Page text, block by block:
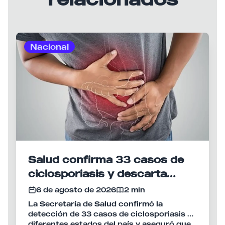
Nacional
Salud confirma 33 casos de
ciclosporiasis y descarta
vínculo con brote en Estados
Unidos
6 de agosto de 2026
2 min
La Secretaría de Salud confirmó la
detección de 33 casos de ciclosporiasis en